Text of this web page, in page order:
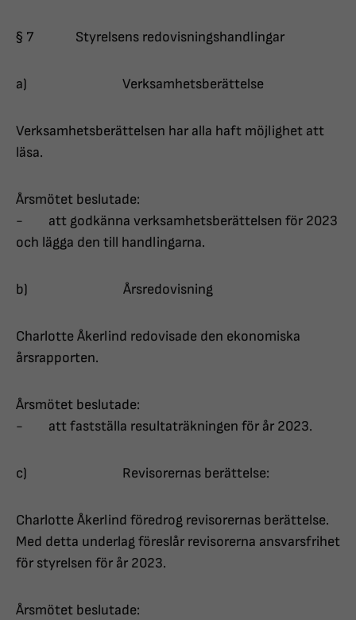
§ 7 Styrelsens redovisningshandlingar
a) Verksamhetsberättelse
Verksamhetsberättelsen har alla haft möjlighet att
läsa.
Årsmötet beslutade:
- att godkänna verksamhetsberättelsen för 2023
och lägga den till handlingarna.
b) Årsredovisning
Charlotte Åkerlind redovisade den ekonomiska
årsrapporten.
Årsmötet beslutade:
- att fastställa resultaträkningen för år 2023.
c) Revisorernas berättelse:
Charlotte Åkerlind föredrog revisorernas berättelse.
Med detta underlag föreslår revisorerna ansvarsfrihet
för styrelsen för år 2023.
Årsmötet beslutade: